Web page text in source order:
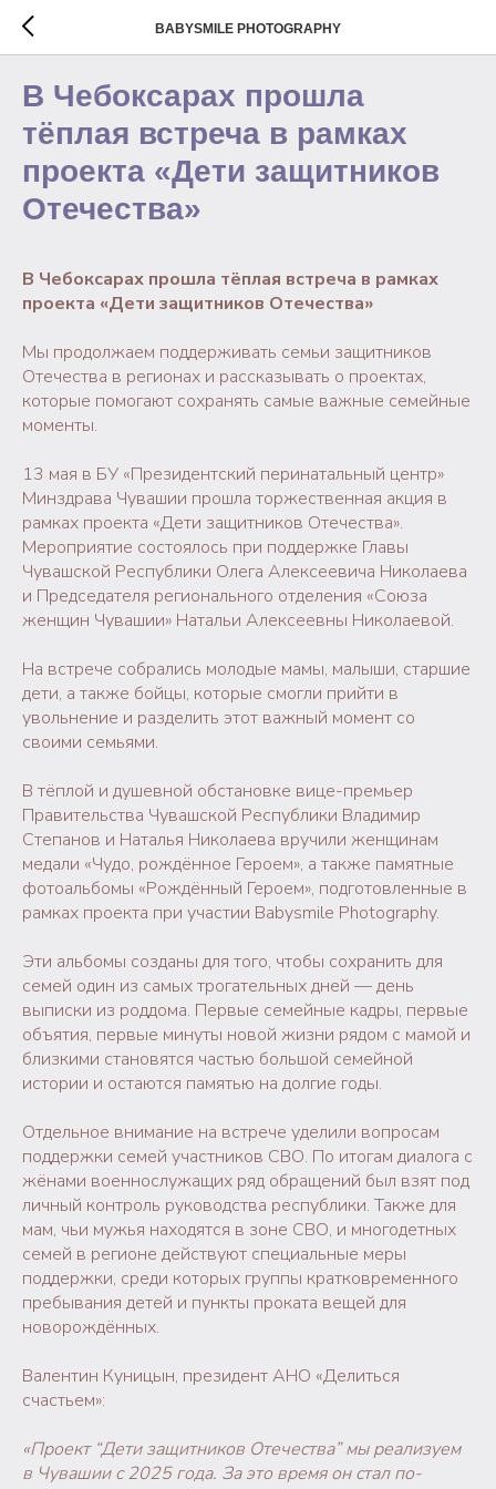
BABYSMILE PHOTOGRAPHY
В Чебоксарах прошла
тёплая встреча в рамках
проекта «Дети защитников
Отечества»
В Чебоксарах прошла тёплая встреча в рамках
проекта «Дети защитников Отечества»
Мы продолжаем поддерживать семьи защитников
Отечества в регионах и рассказывать о проектах,
которые помогают сохранять самые важные семейные
моменты.
13 мая в БУ «Президентский перинатальный центр»
Минздрава Чувашии прошла торжественная акция в
рамках проекта «Дети защитников Отечества».
Мероприятие состоялось при поддержке Главы
Чувашской Республики Олега Алексеевича Николаева
и Председателя регионального отделения «Союза
женщин Чувашии» Натальи Алексеевны Николаевой.
На встрече собрались молодые мамы, малыши, старшие
дети, а также бойцы, которые смогли прийти в
увольнение и разделить этот важный момент со
своими семьями.
В тёплой и душевной обстановке вице-премьер
Правительства Чувашской Республики Владимир
Степанов и Наталья Николаева вручили женщинам
медали «Чудо, рождённое Героем», а также памятные
фотоальбомы «Рождённый Героем», подготовленные в
рамках проекта при участии Babysmile Photography.
Эти альбомы созданы для того, чтобы сохранить для
семей один из самых трогательных дней — день
выписки из роддома. Первые семейные кадры, первые
объятия, первые минуты новой жизни рядом с мамой и
близкими становятся частью большой семейной
истории и остаются памятью на долгие годы.
Отдельное внимание на встрече уделили вопросам
поддержки семей участников СВО. По итогам диалога с
жёнами военнослужащих ряд обращений был взят под
личный контроль руководства республики. Также для
мам, чьи мужья находятся в зоне СВО, и многодетных
семей в регионе действуют специальные меры
поддержки, среди которых группы кратковременного
пребывания детей и пункты проката вещей для
новорождённых.
Валентин Куницын, президент АНО «Делиться
счастьем»:
«Проект “Дети защитников Отечества” мы реализуем
в Чувашии с 2025 года. За это время он стал по-